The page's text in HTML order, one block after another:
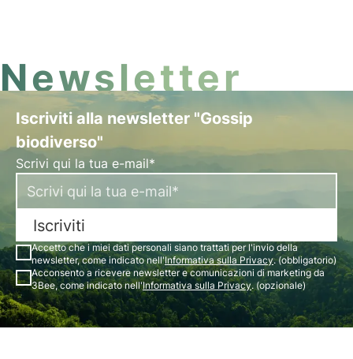
Newsletter
Iscriviti alla newsletter "Gossip
biodiverso"
Scrivi qui la tua e-mail*
Iscriviti
Accetto che i miei dati personali siano trattati per l'invio della
newsletter, come indicato nell'Informativa sulla Privacy. (obbligatorio)
Acconsento a ricevere newsletter e comunicazioni di marketing da
3Bee, come indicato nell'Informativa sulla Privacy. (opzionale)